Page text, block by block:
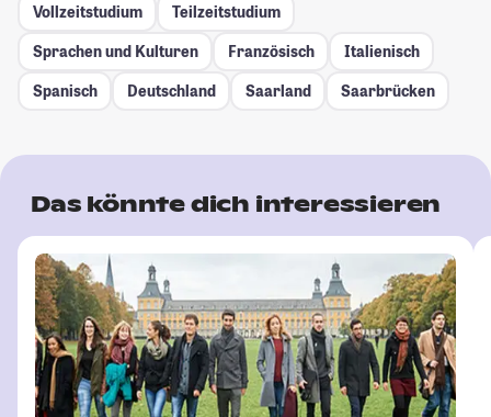
Vollzeitstudium
Teilzeitstudium
Sprachen und Kulturen
Französisch
Italienisch
Spanisch
Deutschland Saarland Saarbrücken
Das könnte dich interessieren